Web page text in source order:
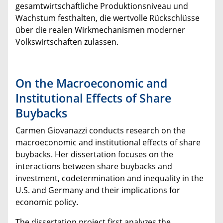
gesamtwirtschaftliche Produktionsniveau und
Wachstum festhalten, die wertvolle Rückschlüsse
über die realen Wirkmechanismen moderner
Volkswirtschaften zulassen.
On the Macroeconomic and
Institutional Effects of Share
Buybacks
Carmen Giovanazzi conducts research on the
macroeconomic and institutional effects of share
buybacks. Her dissertation focuses on the
interactions between share buybacks and
investment, codetermination and inequality in the
U.S. and Germany and their implications for
economic policy.